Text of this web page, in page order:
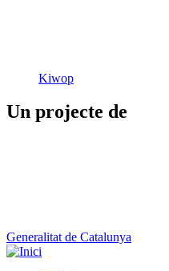
Kiwop
Un projecte de
Generalitat de Catalunya